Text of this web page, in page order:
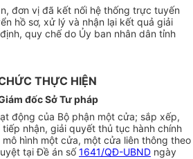
đơn vị đã kết nối hệ thống trực tuyến
hồ sơ, xử lý và nhận lại kết quả giải
quy chế do Ủy ban nhân dân tỉnh
THỰC HIỆN
đốc Sở Tư pháp
động của Bộ phận một cửa; sắp xếp,
nhận, giải quyết thủ tục hành chính
hình một cửa, một cửa liên thông theo
tại Đề án số1641/QĐ-UBND ngày